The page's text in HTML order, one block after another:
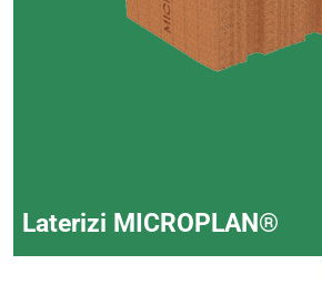
Laterizi MICROPLAN®